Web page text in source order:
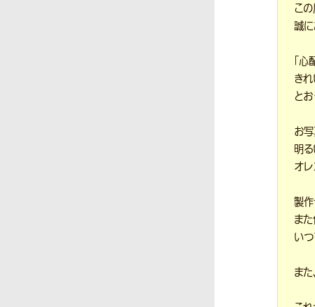
こ
誠に
「
き
と
お
明
オ
製
ま
い
また